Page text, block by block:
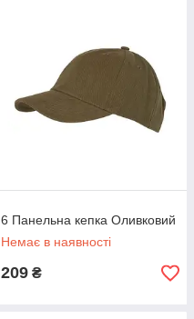
6 Панельна кепка Оливковий
Немає в наявності
209 ₴